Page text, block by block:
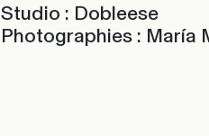
Studio : Dobleese
Photographies : María